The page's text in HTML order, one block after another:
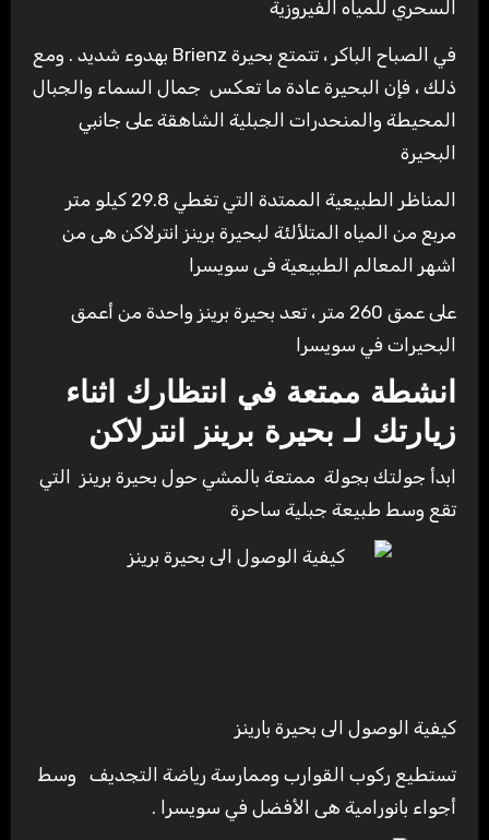
السحري للمياه الفيروزية
في الصباح الباكر ، تتمتع بحيرة Brienz بهدوء شديد . ومع
ذلك ، فإن البحيرة عادة ما تعكس جمال السماء والجبال
المحيطة والمنحدرات الجبلية الشاهقة على جانبي
البحيرة
المناظر الطبيعية الممتدة التي تغطي 29.8 كيلو متر
مربع من المياه المتلألئة لبحيرة برينز انترلاكن هى من
اشهر المعالم الطبيعية فى سويسرا
على عمق 260 متر ، تعد بحيرة برينز واحدة من أعمق
البحيرات في سويسرا
انشطة ممتعة في انتظارك اثناء
زيارتك لـ بحيرة برينز
انترلاكن
ابدأ جولتك بجولة ممتعة بالمشي حول بحيرة برينز التي
تقع وسط طبيعة جبلية ساحرة
كيفية الوصول الى بحيرة بارينز
تستطيع ركوب القوارب وممارسة رياضة التجديف وسط
أجواء بانورامية هى الأفضل في سويسرا .